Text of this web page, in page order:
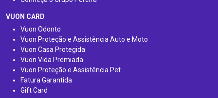
VUON CARD
Vuon Odonto
Vuon Proteção e Assistência Auto e Moto
Vuon Casa Protegida
Vuon Vida Premiada
Vuon Proteção e Assistência Pet
Fatura Garantida
Gift Card